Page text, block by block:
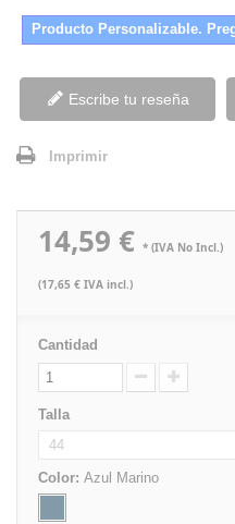
Producto Personalizable.
Escribe tu reseña
Imprimir
14,59 € * (IVA No Incl.)
(17,65 € IVA incl.)
Cantidad
Talla
Color: Azul Marino